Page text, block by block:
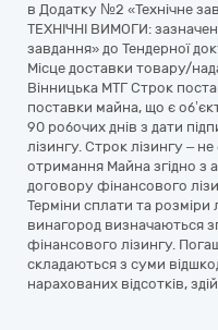
в Додатку №2 «Технічне
ТЕХНІЧНІ ВИМОГИ:
завдання» до Тендерної
Місце доставки товару/
Вінницька МТГ Строк
поставки майна, що є
90 робочих днів з дати
лізингу. Строк лізингу – не
отримання Майна згідно з
договору фінансового
Терміни сплати та розміри
винагород визначаються
фінансового лізингу.
складаються з суми
нарахованих відсотків,